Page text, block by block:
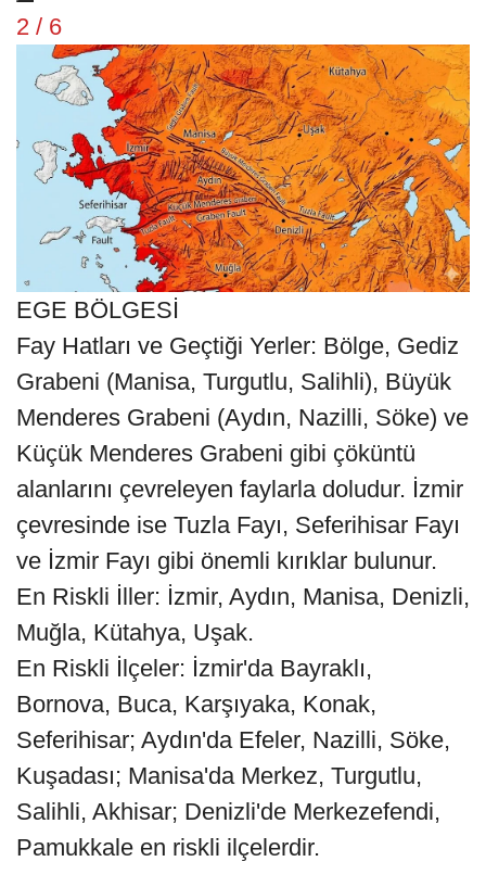
2 / 6
EGE BÖLGESİ
Fay Hatları ve Geçtiği Yerler: Bölge, Gediz
Grabeni (Manisa, Turgutlu, Salihli), Büyük
Menderes Grabeni (Aydın, Nazilli, Söke) ve
Küçük Menderes Grabeni gibi çöküntü
alanlarını çevreleyen faylarla doludur. İzmir
çevresinde ise Tuzla Fayı, Seferihisar Fayı
ve İzmir Fayı gibi önemli kırıklar bulunur.
En Riskli İller: İzmir, Aydın, Manisa, Denizli,
Muğla, Kütahya, Uşak.
En Riskli İlçeler: İzmir'da Bayraklı,
Bornova, Buca, Karşıyaka, Konak,
Seferihisar; Aydın'da Efeler, Nazilli, Söke,
Kuşadası; Manisa'da Merkez, Turgutlu,
Salihli, Akhisar; Denizli'de Merkezefendi,
Pamukkale en riskli ilçelerdir.